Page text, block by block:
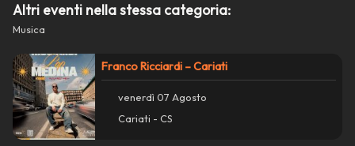
report_problem Segnala un problema con questo evento
Altri eventi nella stessa categoria:
Musica
Franco Ricciardi – Cariati
venerdì 07 Agosto
Cariati - CS